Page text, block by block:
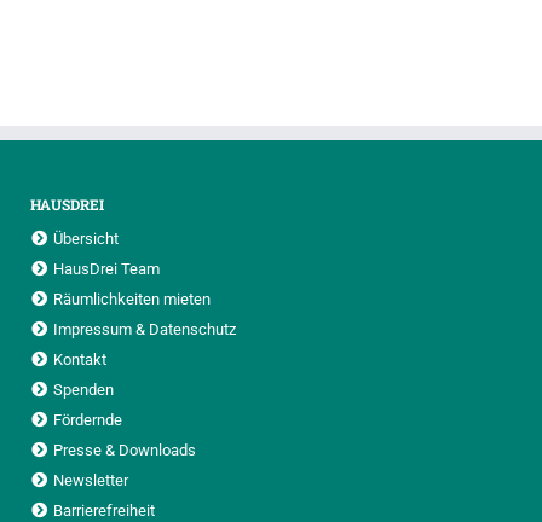
HAUSDREI
Übersicht
HausDrei Team
Räumlichkeiten mieten
Impressum & Datenschutz
Kontakt
Spenden
Fördernde
Presse & Downloads
Newsletter
Barrierefreiheit